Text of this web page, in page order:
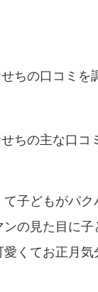
ちの口コミを
ちの主な口コ
子どもがパク
の見た目に子
くてお正月気